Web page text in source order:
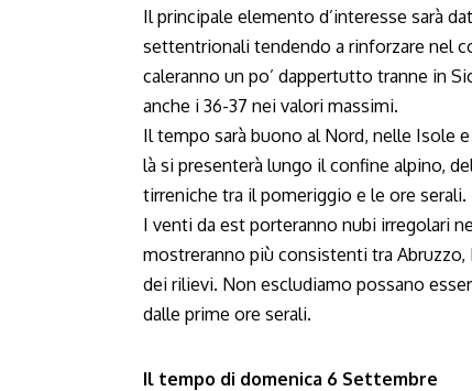
Il principale elemento d’interesse sarà
settentrionali tendendo a rinforzare nel
caleranno un po’ dappertutto tranne in
anche i 36-37 nei valori massimi.
Il tempo sarà buono al Nord, nelle Isole
là si presenterà lungo il confine alpino,
tirreniche tra il pomeriggio e le ore serali.
I venti da est porteranno nubi irregolari
mostreranno più consistenti tra
dei rilievi. Non escludiamo possano
dalle prime ore serali.
Il tempo di domenica 6 Settembre